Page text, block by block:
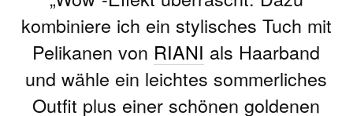
kombiniere ich ein stylisches Tuch mit
Pelikanen von RIANI als Haarband
und wähle ein leichtes sommerliches
Outfit plus einer schönen goldenen